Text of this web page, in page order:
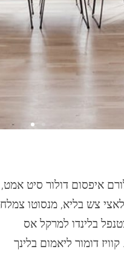
איפסום דולור סיט אמט,
צש בליא, מנסוטו צמלח
בלינדו למרקל אס
דומור ליאמום בלינך